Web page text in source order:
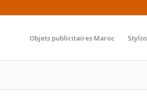
Objets publicitaires Maroc Stylos